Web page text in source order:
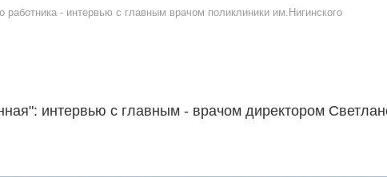
работника - интервью с главным врачом поликлиники им.Нигинского
интервью с главным - врачом директором